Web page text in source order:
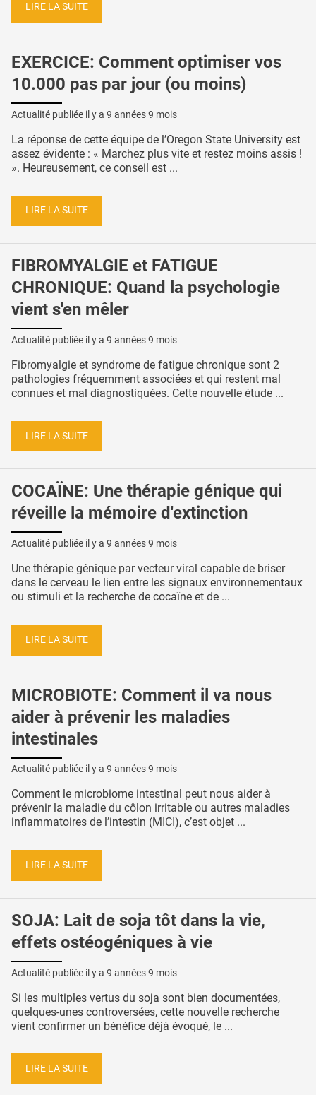
LIRE LA SUITE
EXERCICE: Comment optimiser vos
10.000 pas par jour (ou moins)
Actualité publiée il y a 9 années 9 mois
La réponse de cette équipe de l’Oregon State University est
assez évidente : « Marchez plus vite et restez moins assis !
». Heureusement, ce conseil est ...
LIRE LA SUITE
FIBROMYALGIE et FATIGUE
CHRONIQUE: Quand la psychologie
vient s'en mêler
Actualité publiée il y a 9 années 9 mois
Fibromyalgie et syndrome de fatigue chronique sont 2
pathologies fréquemment associées et qui restent mal
connues et mal diagnostiquées. Cette nouvelle étude ...
LIRE LA SUITE
COCAÏNE: Une thérapie génique qui
réveille la mémoire d'extinction
Actualité publiée il y a 9 années 9 mois
Une thérapie génique par vecteur viral capable de briser
dans le cerveau le lien entre les signaux environnementaux
ou stimuli et la recherche de cocaïne et de ...
LIRE LA SUITE
MICROBIOTE: Comment il va nous
aider à prévenir les maladies
intestinales
Actualité publiée il y a 9 années 9 mois
Comment le microbiome intestinal peut nous aider à
prévenir la maladie du côlon irritable ou autres maladies
inflammatoires de l’intestin (MICI), c’est objet ...
LIRE LA SUITE
SOJA: Lait de soja tôt dans la vie,
effets ostéogéniques à vie
Actualité publiée il y a 9 années 9 mois
Si les multiples vertus du soja sont bien documentées,
quelques-unes controversées, cette nouvelle recherche
vient confirmer un bénéfice déjà évoqué, le ...
LIRE LA SUITE